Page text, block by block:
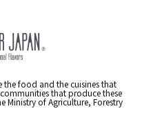
the food and the cuisines that
that produce these
Ministry of Agriculture, Forestry